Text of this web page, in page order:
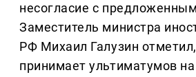
несогласие с
Заместитель министра
РФ Михаил Галузин
принимает ультиматумов